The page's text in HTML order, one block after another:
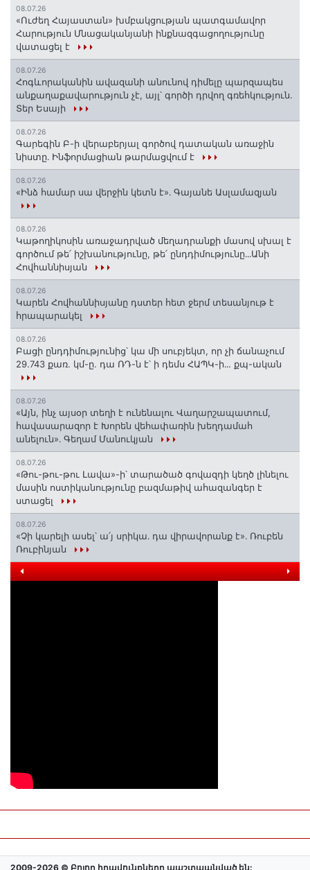
08.07.26
«Ուժեղ Հայաստան» խմբակցության պատգամավոր
Հարություն Մնացականյանի ինքնազգացողությունը
վատացել է
08.07.26
Հոգևորականին ավազանի անունով դիմելը պարզապես
անքաղաքավարություն չէ, այլ՝ գործի դրվող գռեհկություն.
Տեր Եսայի
08.07.26
Գարեգին Բ-ի վերաբերյալ գործով դատական առաջին
նիստը․ Ինֆորմացիան թարմացվում է
08.07.26
«Ինձ համար սա վերջին կետն է»․ Գայանե Ասլամազյան
08.07.26
Կաթողիկոսին առաջադրված մեղադրանքի մասով սխալ է
գործում թե՛ իշխանությունը, թե՛ ընդդիմությունը․․․Անի
Հովհաննիսյան
08.07.26
Կարեն Հովհաննիսյանը դստեր հետ ջերմ տեսանյութ է
հրապարակել
08.07.26
Բացի ընդդիմությունից՝ կա մի սուբյեկտ, որ չի ճանաչում
29.743 քառ. կմ-ը. դա ՌԴ-ն է՝ ի դեմս ՀԱՊԿ-ի․․. քպ-ական
08.07.26
«Այն, ինչ այսօր տեղի է ունենալու Վաղարշապատում,
հավասարազոր է Խորեն վեհափառին խեղդամահ
անելուն»․ Գեղամ Մանուկյան
08.07.26
«Թու-թու-թու Լավա»-ի՝ տարածած գովազդի կեղծ լինելու
մասին ոստիկանությունը բազմաթիվ ահազանգեր է
ստացել
08.07.26
«Չի կարելի ասել՝ ա՛յ սրիկա․ դա վիրավորանք է»․ Ռուբեն
Ռուբինյան
2009-2026 © Բոլոր իրավունքները պաշտպանված են: